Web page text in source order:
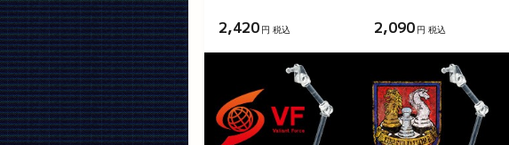
2,420 円 税込 2,090 円 税込